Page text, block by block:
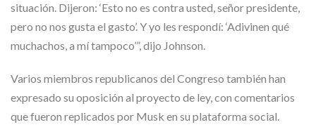
situación. Dijeron: ‘Esto no es contra usted, señor presidente,
pero no nos gusta el gasto’. Y yo les respondí: ‘Adivinen qué
muchachos, a mí tampoco’”, dijo Johnson.
Varios miembros republicanos del Congreso también han
expresado su oposición al proyecto de ley, con comentarios
que fueron replicados por Musk en su plataforma social.